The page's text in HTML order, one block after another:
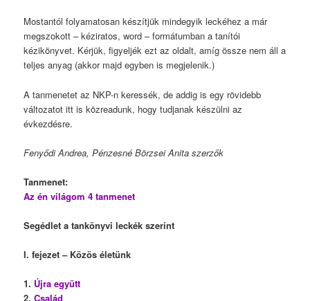
Mostantól folyamatosan készítjük mindegyik leckéhez a már
megszokott – kéziratos, word – formátumban a tanítói
kézikönyvet. Kérjük, figyeljék ezt az oldalt, amíg össze nem áll a
teljes anyag (akkor majd egyben is megjelenik.)
A tanmenetet az NKP-n keressék, de addig is egy rövidebb
változatot itt is közreadunk, hogy tudjanak készülni az
évkezdésre.
Fenyődi Andrea, Pénzesné Börzsei Anita szerzők
Tanmenet:
Az én világom 4 tanmenet
Segédlet a tankönyvi leckék szerint
I. fejezet – Közös életünk
1. Újra együtt
2.Család